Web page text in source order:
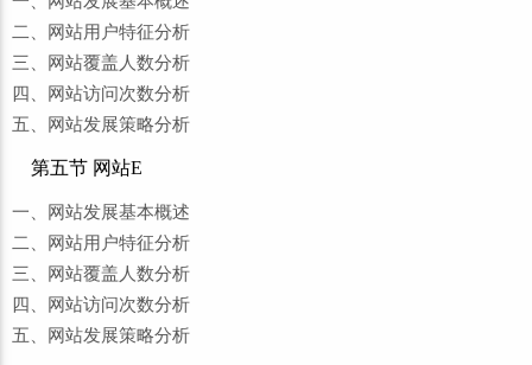
二、网站用户特征分析
三、网站覆盖人数分析
四、网站访问次数分析
五、网站发展策略分析
第五节 网站E
一、网站发展基本概述
二、网站用户特征分析
三、网站覆盖人数分析
四、网站访问次数分析
五、网站发展策略分析